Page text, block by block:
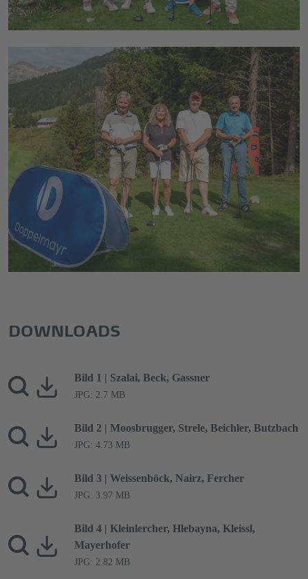
Markus Lutz (Vorarlberger Skiverband), Silvia
Schwarzenberger (Samen Schwarzenberger),
Walter Hlebayna (Präsident Vorarlberger
Skiverband), Josef Falkner (Präsident Tiroler
Tourismusvereinigung) (v.l.n.r.)
© Congress Messe Innsbruck
DOWNLOADS
Bild 1 | Szalai, Beck, Gassner
JPG: 2.7 MB
Bild 2 | Moosbrugger, Strele, Beichler, Butzbach
JPG: 4.73 MB
Bild 3 | Weissenböck, Nairz, Fercher
JPG: 3.97 MB
Bild 4 | Kleinlercher, Hlebayna, Kleissl,
Mayerhofer
JPG: 2.82 MB